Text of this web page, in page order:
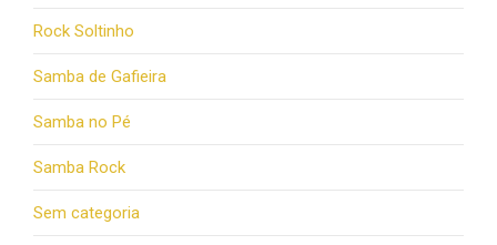
Rock Soltinho
Samba de Gafieira
Samba no Pé
Samba Rock
Sem categoria